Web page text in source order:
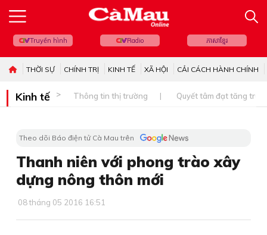
Truyền hình Radio ភាសាខ្មែរ
THỜI SỰ CHÍNH TRỊ KINH TẾ XÃ HỘI CẢI CÁCH HÀNH CHÍNH
Kinh tế Thông tin thị trường Quyết tâm đạt tăng
Theo dõi Báo điện tử Cà Mau trên
Thanh niên với phong trào xây
dựng nông thôn mới
08 tháng 05 2016 16:51